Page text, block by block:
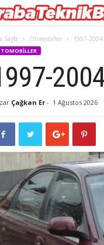
Sayfa Otomobiller 1997-
Çağkan Er- 1 Ağustos 2026